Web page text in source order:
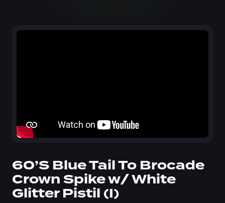
60’S Blue Tail To Brocade
Crown Spike w/ White
Glitter Pistil (I)